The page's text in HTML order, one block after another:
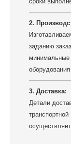
2.
заданию
минимальные
оборудования
3. Доставка:
Детали